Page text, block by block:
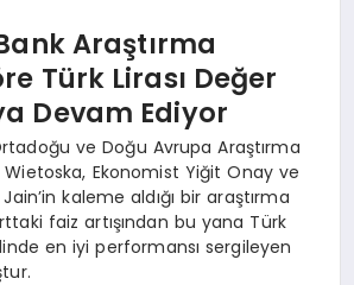
Araştırma
Türk Lirası Değer
Devam Ediyor
ve Doğu Avrupa Araştırma
Ekonomist Yiğit Onay ve
kaleme aldığı bir araştırma
faiz artışından bu yana Türk
en iyi performansı sergileyen